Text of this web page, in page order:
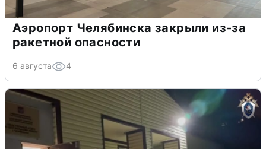
Аэропорт Челябинска закрыли из-за
ракетной опасности
6 августа 4